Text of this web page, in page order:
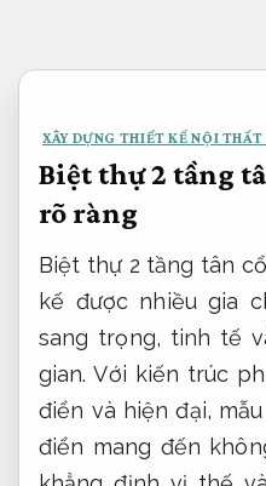
nội
XÂY DỰNG THIẾT KẾ NỘI
Biệt thự 2 tầng
rõ ràng
Biệt thự 2 tầng tân
kế được nhiều gia
sang trọng, tinh tế
gian. Với kiến trúc
điển và hiện đại,
điển mang đến